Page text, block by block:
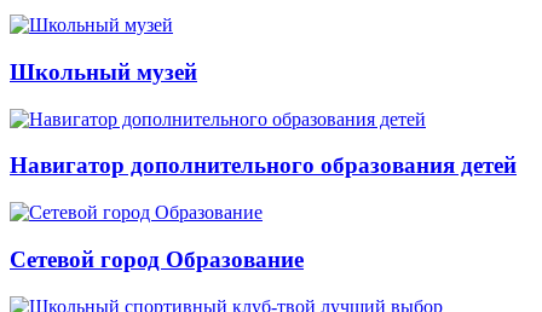
Школьный музей
Навигатор дополнительного образования детей
Сетевой город Образование